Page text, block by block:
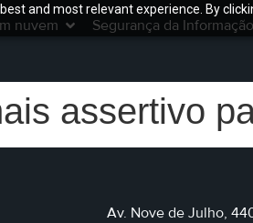
and most relevant experience. By
nuvem Segurança da Informação
assertivo
Av. Nove de Julho,